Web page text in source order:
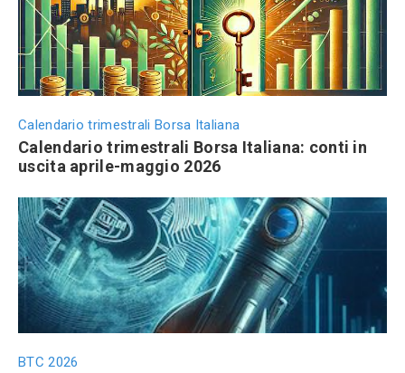
Calendario trimestrali Borsa Italiana
Calendario trimestrali Borsa Italiana: conti in
uscita aprile-maggio 2026
BTC 2026